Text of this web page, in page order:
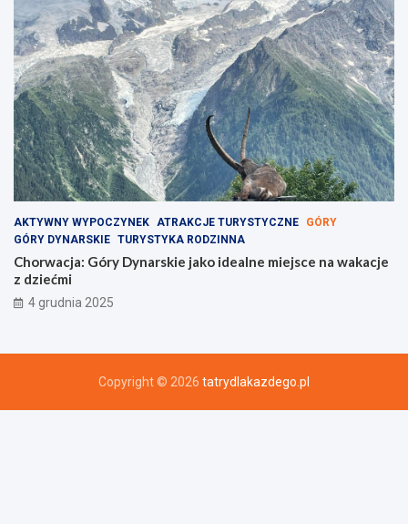
AKTYWNY WYPOCZYNEK ATRAKCJE TURYSTYCZNE
GÓRY
GÓRY DYNARSKIE TURYSTYKA RODZINNA
Chorwacja: Góry Dynarskie jako idealne miejsce na wakacje
z dziećmi
4 grudnia 2025
Copyright © 2026 tatrydlakazdego.pl